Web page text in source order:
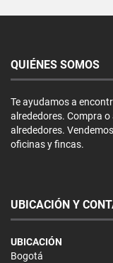
QUIÉNES SOMOS
Te ayudamos a
alrededores. Compra
alrededores.
oficinas y fincas.
UBICACIÓN Y
UBICACIÓN
Bogotá